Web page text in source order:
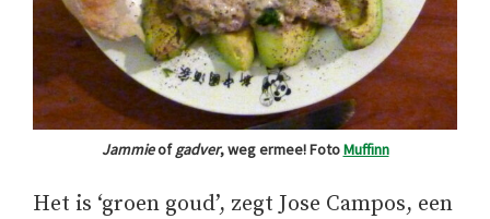
Jammieofgadver, weg ermee! FotoMuffinn
Het is ‘groen goud’, zegt Jose Campos, een